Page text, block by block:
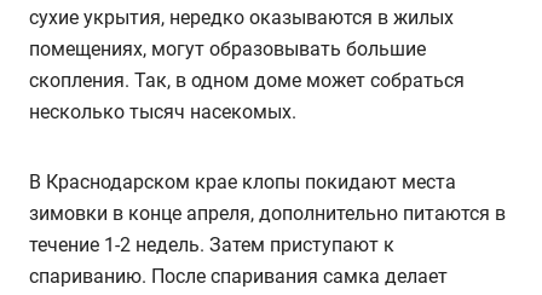
сухие укрытия, нередко оказываются в жилых
помещениях, могут образовывать большие
скопления. Так, в одном доме может собраться
несколько тысяч насекомых.
В Краснодарском крае клопы покидают места
зимовки в конце апреля, дополнительно питаются в
течение 1-2 недель. Затем приступают к
спариванию. После спаривания самка делает